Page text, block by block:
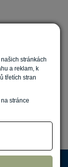
stránkách
a reklam, k
třetích stran
stránce